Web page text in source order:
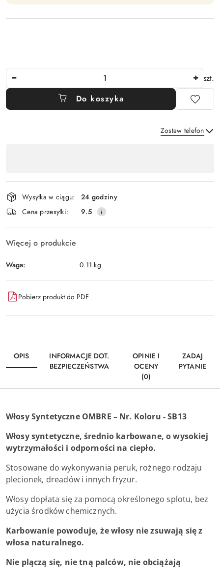
szt.
Do koszyka
Zostaw telefon
płatność
i
dostawa
Wysyłka w ciągu:
24 godziny
Cena przesyłki:
9.5
Więcej o produkcie
Waga: 0.11 kg
Pobierz produkt do PDF
OPIS
INFORMACJE DOT.
BEZPIECZEŃSTWA
OPINIE I
OCENY
(0)
ZADAJ
PYTANIE
Włosy Syntetyczne OMBRE – Nr. Koloru - SB13
Włosy syntetyczne, średnio karbowane, o wysokiej
wytrzymałości i odporności na ciepło.
Stosowane do wykonywania peruk, rożnego rodzaju
plecionek, dreadów i innych fryzur.
Włosy dopłata się za pomocą określonego splotu, bez
użycia środków chemicznych.
Karbowanie powoduje, że włosy nie zsuwają się z
włosa naturalnego.
Nie plączą się, nie tną palców, nie obciążają